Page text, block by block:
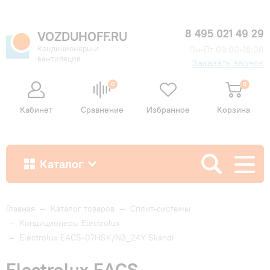
VOZDUHOFF.RU
Кондиционеры и
вентиляция
8 495 021 49 29
Заказать звонок
Кабинет
0
Сравнение Избранное
0
Корзина
Каталог
Как купить
Доставка и оплата
Главная — Каталог товаров — Сплит-системы
— Кондиционеры Electrolux
— Electrolux EACS-07HSK/N3_24Y Skandi